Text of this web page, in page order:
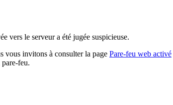
vers le serveur a été jugée suspicieuse.
vous invitons à consulter la page Pare-feu web activé
feu.